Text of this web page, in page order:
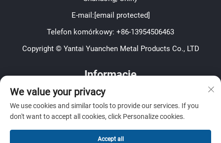
E-mail:[email protected]
Telefon komórkowy: +86-13954506463
Copyright © Yantai Yuanchen Metal Products Co., LTD
Informacje
Zapisz się, aby otrzymywać nasz tygodniowy biuletyn
We value your privacy
We use cookies and similar tools to provide our services. If you
don't want to accept all cookies, click Personalize cookies.
Accept all